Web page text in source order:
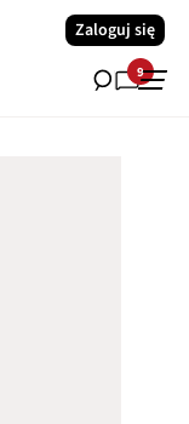
Zaloguj się
9